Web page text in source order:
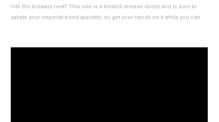
into the brewery next? This one is a limited release doozy and is sure to
satiate your imperial-sized appetite, so get your hands on it while you can.